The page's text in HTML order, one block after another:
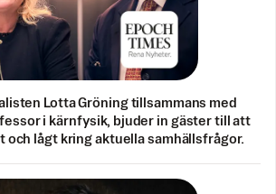
Lotta Gröning tillsammans med
i kärnfysik, bjuder in gäster till att
lågt kring aktuella samhällsfrågor.